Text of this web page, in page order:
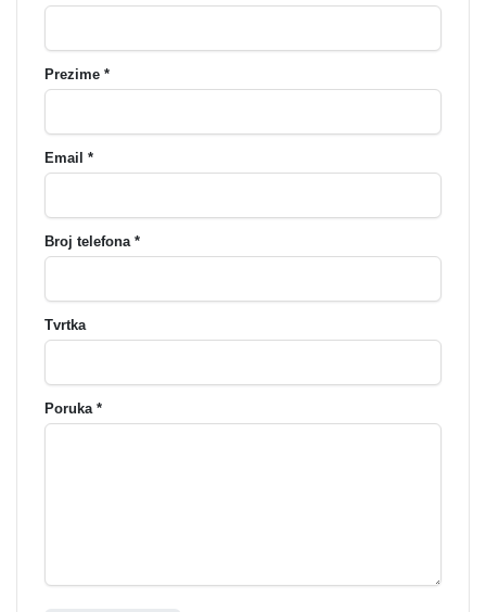
Prezime *
Email *
Broj telefona *
Tvrtka
Poruka *